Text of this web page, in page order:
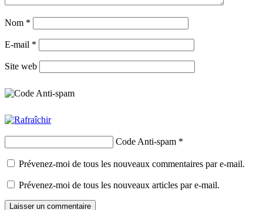
Nom *
E-mail *
Site web
Code Anti-spam *
Prévenez-moi de tous les nouveaux commentaires par e-mail.
Prévenez-moi de tous les nouveaux articles par e-mail.